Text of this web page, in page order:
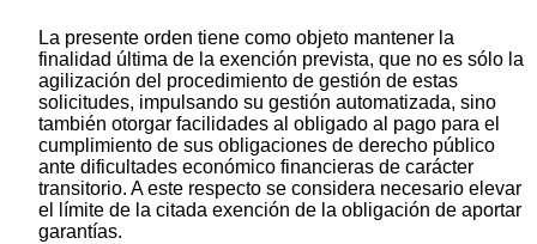
La presente orden tiene como objeto mantener la
finalidad última de la exención prevista, que no es sólo la
agilización del procedimiento de gestión de estas
solicitudes, impulsando su gestión automatizada, sino
también otorgar facilidades al obligado al pago para el
cumplimiento de sus obligaciones de derecho público
ante dificultades económico financieras de carácter
transitorio. A este respecto se considera necesario elevar
el límite de la citada exención de la obligación de aportar
garantías.